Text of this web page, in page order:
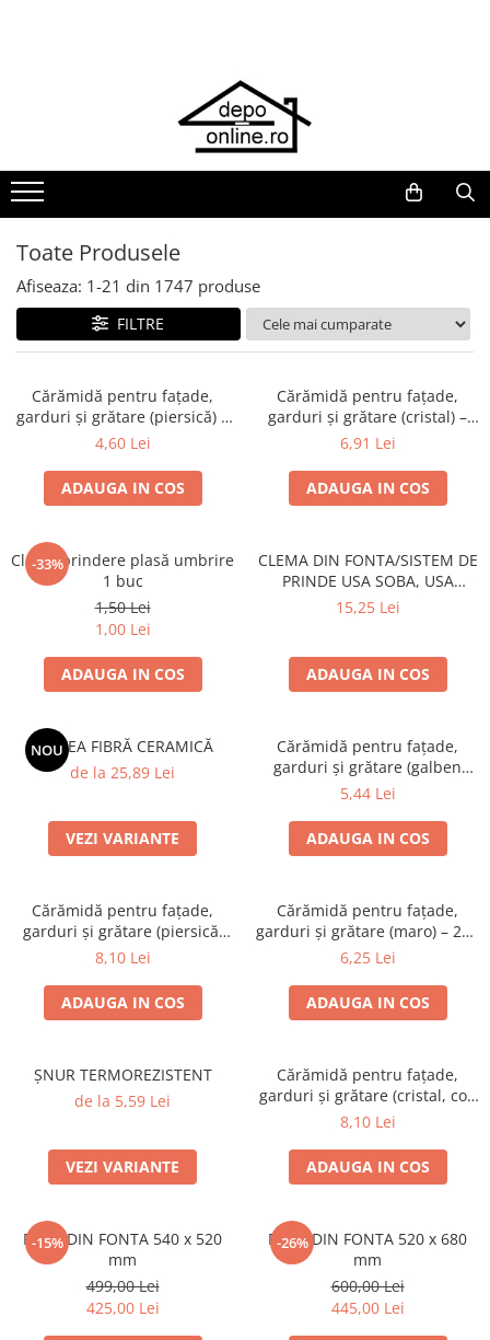
Grătare barbeque din fontă
România
PLITE DIN FONTĂ
GRĂTARE DE GRĂDINĂ
Cuptoare de pizza
Grătare din fontă
Grătare electrice
GRĂTARE PE GAZ
UȘI DIN FONTĂ
Uși de cuptor
Uși pentru sobă și șemineu
VASE DE GĂTIT
Vase pentru gătit din fontă
Vase pentru gătit din inox
Vase pentru gătit din oțel
REDUCERI VASE DIN FONTĂ
ACCESORII SOBĂ, ȘEMINEU ȘI
CUPTOR
ACCESORII PENTRU GATIT
COPERTINE ȘI PRELATE
polietilenă cu inele
COȘURI DE FUM
Coșuri de fum din inox
DIVERSE
INSTALAȚII
Baterii și accesorii
Toate Produsele
Afiseaza: 1-21 din 1747 produse
FILTRE
Cărămidă pentru fațade,
garduri și grătare (piersică) –
250 × 120 × 65 mm
4,60 Lei
ADAUGA IN COS
Cărămidă pentru fațade,
garduri și grătare (cristal) –
250 × 120 × 65 mm
6,91 Lei
ADAUGA IN COS
-33%
Clemă prindere plasă umbrire
1 buc
1,50 Lei
1,00 Lei
ADAUGA IN COS
CLEMA DIN FONTA/SISTEM DE
PRINDE USA SOBA, USA
SEMINEU
15,25 Lei
ADAUGA IN COS
NOU
SALTEA FIBRĂ CERAMICĂ
de la 25,89 Lei
VEZI VARIANTE
Cărămidă pentru fațade,
garduri și grătare (galben
corsica) – 250 × 120 × 65 mm
5,44 Lei
ADAUGA IN COS
Cărămidă pentru fațade,
garduri și grătare (piersică,
colț rotunjit) – 250 × 120 × 65
8,10 Lei
ADAUGA IN COS
Cărămidă pentru fațade,
garduri și grătare (maro) – 250
× 120 × 65 mm
6,25 Lei
ADAUGA IN COS
ȘNUR TERMOREZISTENT
de la 5,59 Lei
VEZI VARIANTE
Cărămidă pentru fațade,
garduri și grătare (cristal, colț
rotunjit) – 250 × 120 × 65 mm
8,10 Lei
ADAUGA IN COS
-15%
PLITA DIN FONTA 540 x 520
mm
499,00 Lei
425,00 Lei
-26%
PLITA DIN FONTA 520 x 680
mm
600,00 Lei
445,00 Lei